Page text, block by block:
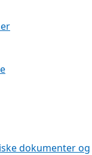
dokumenter og